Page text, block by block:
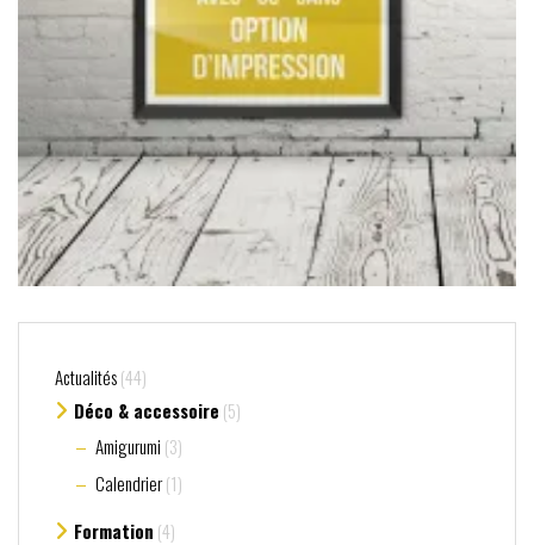
Actualités(44)
Déco & accessoire (5)
Amigurumi (3)
Calendrier(1)
Formation (4)